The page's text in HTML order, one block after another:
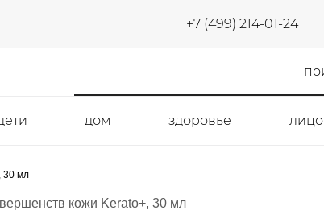
+7 (499) 214-01-24
дом здоровье лицо
30 мл
кожи Kerato+, 30 мл